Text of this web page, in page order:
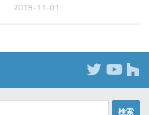
2019-11-01